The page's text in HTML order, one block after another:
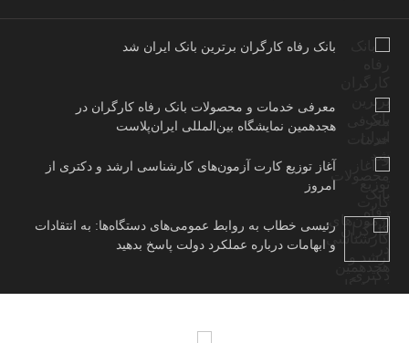
بانک رفاه کارگران برترین بانک ایران شد
معرفی خدمات و محصولات بانک رفاه کارگران در
هجدهمین نمایشگاه بین‌المللی ایران‌پلاست
آغاز توزیع کارت آزمون‌های کارشناسی ارشد و دکتری از
امروز
رئیسی خطاب به روابط عمومی‌های دستگاه‌ها: به انتقادات
و ابهامات درباره عملکرد دولت پاسخ بدهید